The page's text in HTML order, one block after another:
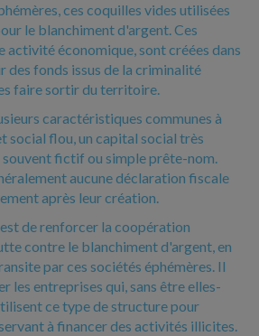
ces coquilles vides utilisées
le blanchiment d'argent. Ces
activité économique, sont créées dans
des fonds issus de la criminalité
faire sortir du territoire.
caractéristiques communes à
social flou, un capital social très
fictif ou simple prête-nom.
aucune déclaration fiscale
après leur création.
de renforcer la coopération
contre le blanchiment d'argent, en
par ces sociétés éphémères. Il
les entreprises qui, sans être elles-
ce type de structure pour
à financer des activités illicites.